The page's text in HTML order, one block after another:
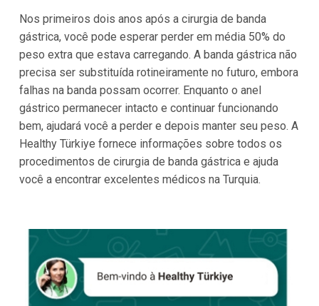
Nos primeiros dois anos após a cirurgia de banda
gástrica, você pode esperar perder em média 50% do
peso extra que estava carregando. A banda gástrica não
precisa ser substituída rotineiramente no futuro, embora
falhas na banda possam ocorrer. Enquanto o anel
gástrico permanecer intacto e continuar funcionando
bem, ajudará você a perder e depois manter seu peso. A
Healthy Türkiye fornece informações sobre todos os
procedimentos de cirurgia de banda gástrica e ajuda
você a encontrar excelentes médicos na Turquia.